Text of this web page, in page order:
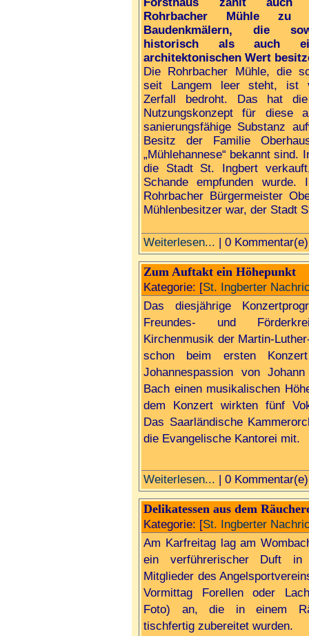
Forsthaus zählt auch
Rohrbacher Mühle zu
Baudenkmälern, die
historisch als auch
architektonischen Wert
Die Rohrbacher Mühle, die
seit Langem leer steht, ist
Zerfall bedroht. Das hat
Nutzungskonzept für diese
sanierungsfähige Substanz
Besitz der Familie
„Mühlehannese“ bekannt sind.
die Stadt St. Ingbert
Schande empfunden
Rohrbacher Bürgermeister
Mühlenbesitzer war, der Stadt
Weiterlesen... | 0 Kommentar(e)
Zum Auftakt ein Höhepunkt
Kategorie: [St. Ingberter
Das diesjährige
Freundes- und
Kirchenmusik der Martin-
schon beim ersten
Johannespassion von
Bach einen musikalischen
dem Konzert wirkten fünf
Das Saarländische
die Evangelische Kantorei mit.
Weiterlesen... | 0 Kommentar(e)
Delikatessen aus dem
Kategorie: [St. Ingberter
Am Karfreitag lag am
ein verführerischer Duft
Mitglieder des
Vormittag Forellen oder
Foto) an, die in einem
tischfertig zubereitet wurden.